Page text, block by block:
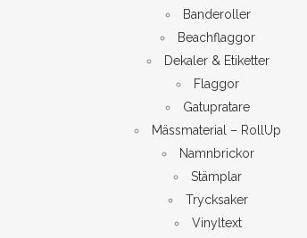
Banderoller
Beachflaggor
Dekaler & Etiketter
Flaggor
Gatupratare
Mässmaterial – RollUp
Namnbrickor
Stämplar
Trycksaker
Vinyltext